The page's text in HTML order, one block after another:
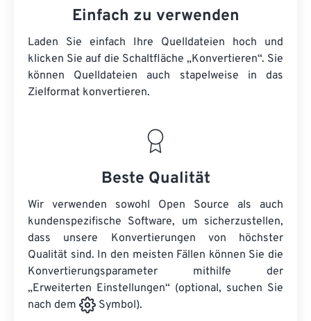
Einfach zu verwenden
Laden Sie einfach Ihre Quelldateien hoch und
klicken Sie auf die Schaltfläche „Konvertieren“. Sie
können Quelldateien auch stapelweise in das
Zielformat konvertieren.
Beste Qualität
Wir verwenden sowohl Open Source als auch
kundenspezifische Software, um sicherzustellen,
dass unsere Konvertierungen von höchster
Qualität sind. In den meisten Fällen können Sie die
Konvertierungsparameter mithilfe der
„Erweiterten Einstellungen“ (optional, suchen Sie
nach dem
Symbol).